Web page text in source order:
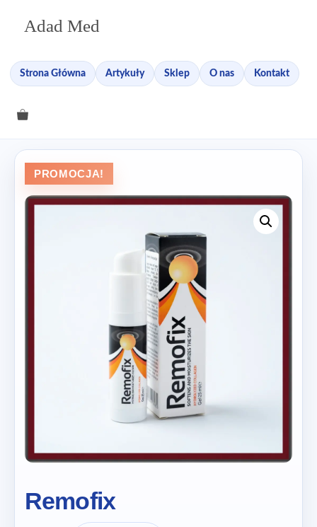
Adad Med
Strona Główna Artykuły Sklep O nas Kontakt
PROMOCJA!
Remofix